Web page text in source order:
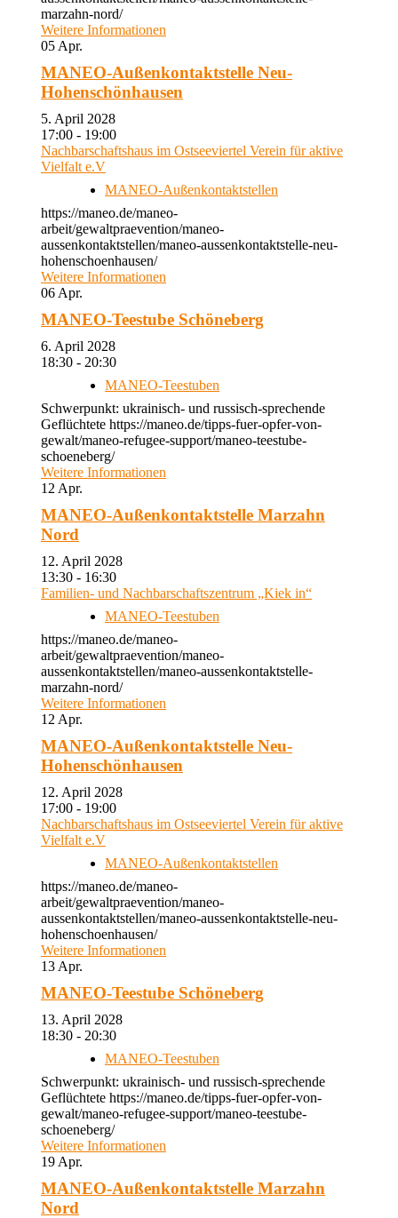
marzahn-nord/
Weitere Informationen
05 Apr.
MANEO-Außenkontaktstelle Neu-
Hohenschönhausen
5. April 2028
17:00 - 19:00
Nachbarschaftshaus im Ostseeviertel Verein für aktive
Vielfalt e.V
MANEO-Außenkontaktstellen
https://maneo.de/maneo-
arbeit/gewaltpraevention/maneo-
aussenkontaktstellen/maneo-aussenkontaktstelle-neu-
hohenschoenhausen/
Weitere Informationen
06 Apr.
MANEO-Teestube Schöneberg
6. April 2028
18:30 - 20:30
MANEO-Teestuben
Schwerpunkt: ukrainisch- und russisch-sprechende
Geflüchtete https://maneo.de/tipps-fuer-opfer-von-
gewalt/maneo-refugee-support/maneo-teestube-
schoeneberg/
Weitere Informationen
12 Apr.
MANEO-Außenkontaktstelle Marzahn
Nord
12. April 2028
13:30 - 16:30
Familien- und Nachbarschaftszentrum „Kiek in“
MANEO-Teestuben
https://maneo.de/maneo-
arbeit/gewaltpraevention/maneo-
aussenkontaktstellen/maneo-aussenkontaktstelle-
marzahn-nord/
Weitere Informationen
12 Apr.
MANEO-Außenkontaktstelle Neu-
Hohenschönhausen
12. April 2028
17:00 - 19:00
Nachbarschaftshaus im Ostseeviertel Verein für aktive
Vielfalt e.V
MANEO-Außenkontaktstellen
https://maneo.de/maneo-
arbeit/gewaltpraevention/maneo-
aussenkontaktstellen/maneo-aussenkontaktstelle-neu-
hohenschoenhausen/
Weitere Informationen
13 Apr.
MANEO-Teestube Schöneberg
13. April 2028
18:30 - 20:30
MANEO-Teestuben
Schwerpunkt: ukrainisch- und russisch-sprechende
Geflüchtete https://maneo.de/tipps-fuer-opfer-von-
gewalt/maneo-refugee-support/maneo-teestube-
schoeneberg/
Weitere Informationen
19 Apr.
MANEO-Außenkontaktstelle Marzahn
Nord